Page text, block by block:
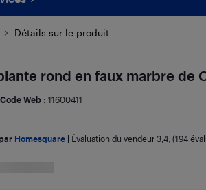
Détails sur le produit
rond en faux marbre de
Code Web : 11600411
Homesquare| Évaluation du vendeur 3,4; (194